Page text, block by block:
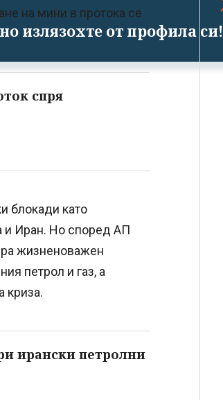
излязохте от профила си!
на мини в протока се
спря
блокади като
и Иран. Но според АП
жизненоважен
петрол и газ, а
криза.
ирански петролни